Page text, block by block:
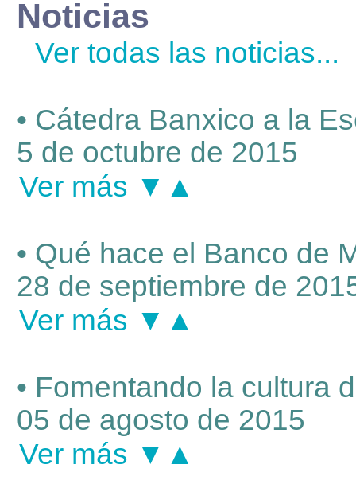
Noticias
Ver todas las noticias...
• Cátedra Banxico a la
5 de octubre de 2015
Ver más ▼▲
• Qué hace el Banco de
28 de septiembre de
Ver más ▼▲
• Fomentando la cultura
05 de agosto de 2015
Ver más ▼▲